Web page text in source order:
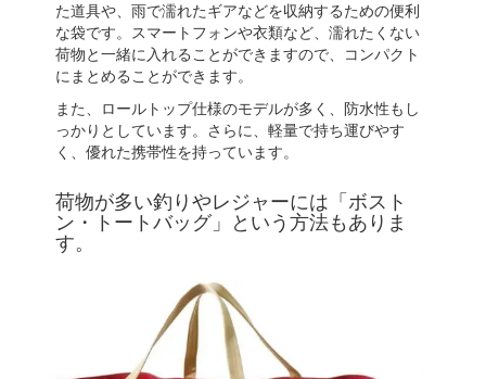
た道具や、雨で濡れたギアなどを収納するための便利
な袋です。スマートフォンや衣類など、濡れたくない
荷物と一緒に入れることができますので、コンパクト
にまとめることができます。
また、ロールトップ仕様のモデルが多く、防水性もし
っかりとしています。さらに、軽量で持ち運びやす
く、優れた携帯性を持っています。
荷物が多い釣りやレジャーには「ボスト
ン・トートバッグ」という方法もありま
す。